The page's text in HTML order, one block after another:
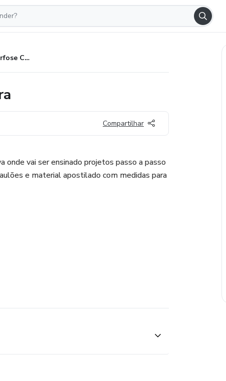
Curso Metamorfose Criativa de Costura
Compartilhar
onde vai ser ensinado projetos passo a passo
e material apostilado com medidas para